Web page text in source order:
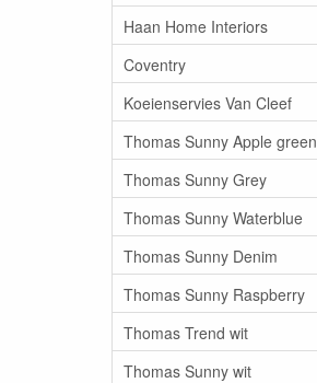
Haan Home Interiors
Coventry
Koeienservies Van Cleef
Thomas Sunny Apple green
Thomas Sunny Grey
Thomas Sunny Waterblue
Thomas Sunny Denim
Thomas Sunny Raspberry
Thomas Trend wit
Thomas Sunny wit